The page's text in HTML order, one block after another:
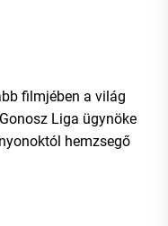
filmjében a világ
Liga ügynöke
hemzsegő